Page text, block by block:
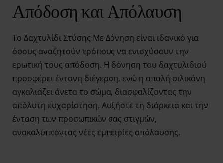
Απόδοση και Απόλαυση
Το Δαχτυλίδι Στύσης Με Δόνηση είναι ιδανικό για
όσους αναζητούν τρόπους να ενισχύσουν την
ερωτική τους απόδοση. Η δόνηση του δαχτυλιδιού
προσφέρει έντονη διέγερση, ενώ η απαλή σιλικόνη
αγκαλιάζει άνετα το σώμα, διασφαλίζοντας την
απόλυτη ευχαρίστηση. Αυξήστε τη διάρκεια και την
ένταση των προσωπικών σας στιγμών,
ανακαλύπτοντας νέες εμπειρίες απόλαυσης.